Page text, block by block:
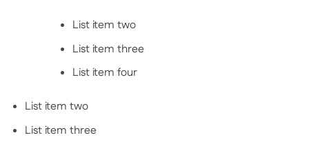
List item two
List item three
List item four
List item two
List item three